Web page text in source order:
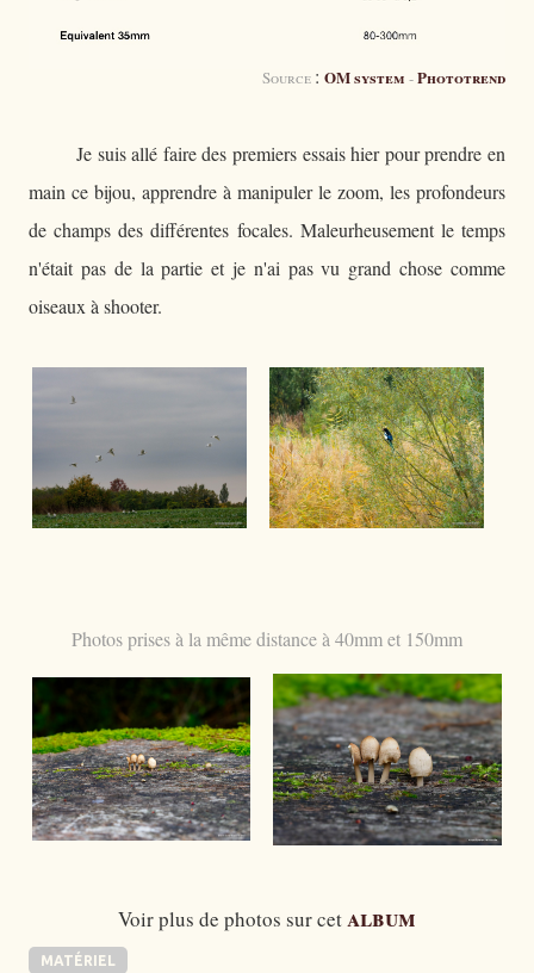
Source : OM system -Phototrend
Je suis allé faire des premiers essais hier pour prendre en
main ce bijou, apprendre à manipuler le zoom, les profondeurs
de champs des différentes focales. Maleurheusement le temps
n'était pas de la partie et je n'ai pas vu grand chose comme
oiseaux à shooter.
Photos prises à la même distance à 40mm et 150mm
Voir plus de photos sur cetalbum
MATÉRIEL